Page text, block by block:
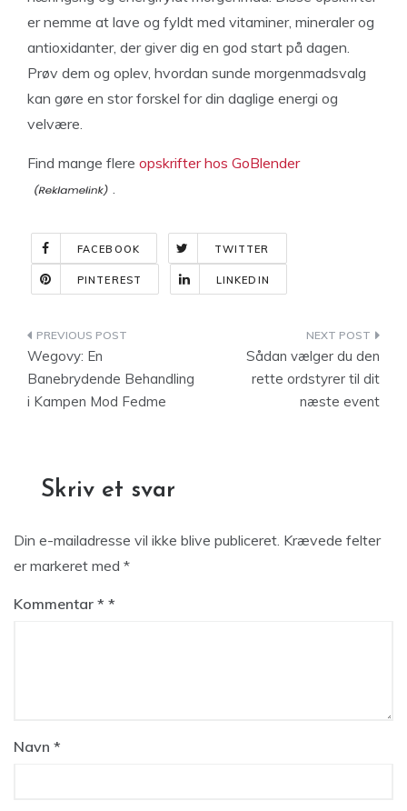
er nemme at lave og fyldt med vitaminer, mineraler og
antioxidanter, der giver dig en god start på dagen.
Prøv dem og oplev, hvordan sunde morgenmadsvalg
kan gøre en stor forskel for din daglige energi og
velvære.
Find mange flere opskrifter hos GoBlender
.
FACEBOOK TWITTER
PINTEREST LINKEDIN
Indlægsnavigation
Wegovy: En
Banebrydende Behandling
i Kampen Mod Fedme
Sådan vælger du den
rette ordstyrer til dit
næste event
Skriv et svar
Din e-mailadresse vil ikke blive publiceret. Krævede felter
er markeret med *
Kommentar *
Navn *